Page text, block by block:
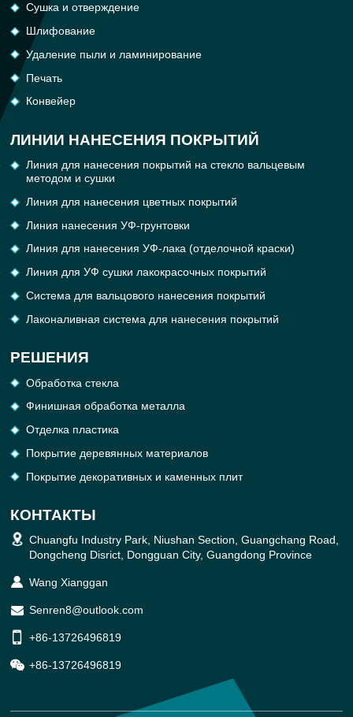
Сушка и отверждение
Шлифование
Удаление пыли и ламинирование
Печать
Конвейер
ЛИНИИ НАНЕСЕНИЯ ПОКРЫТИЙ
Линия для нанесения покрытий на стекло вальцевым
методом и сушки
Линия для нанесения цветных покрытий
Линия нанесения УФ-грунтовки
Линия для нанесения УФ-лака (отделочной краски)
Линия для УФ сушки лакокрасочных покрытий
Система для вальцового нанесения покрытий
Лаконаливная система для нанесения покрытий
РЕШЕНИЯ
Обработка cтекла
Финишная обработка металла
Отделка пластика
Покрытие деревянных материалов
Покрытие декоративных и каменных плит
КОНТАКТЫ
Chuangfu Industry Park, Niushan Section, Guangchang Road,
Dongcheng Disrict, Dongguan City, Guangdong Province
Wang Xianggan
Senren8@outlook.com
+86-13726496819
+86-13726496819